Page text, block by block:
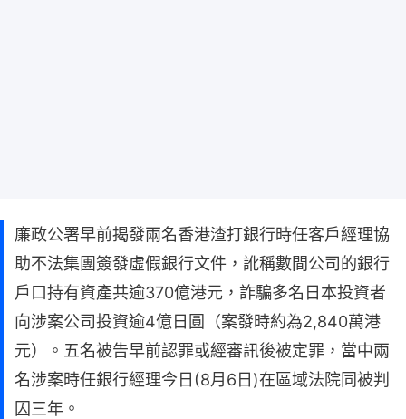
廉政公署早前揭發兩名香港渣打銀行時任客戶經理協
助不法集團簽發虛假銀行文件，訛稱數間公司的銀行
戶口持有資產共逾370億港元，詐騙多名日本投資者
向涉案公司投資逾4億日圓（案發時約為2,840萬港
元）。五名被告早前認罪或經審訊後被定罪，當中兩
名涉案時任銀行經理今日(8月6日)在區域法院同被判
囚三年。